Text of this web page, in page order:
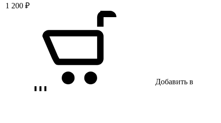
1 200 ₽
Добавить в